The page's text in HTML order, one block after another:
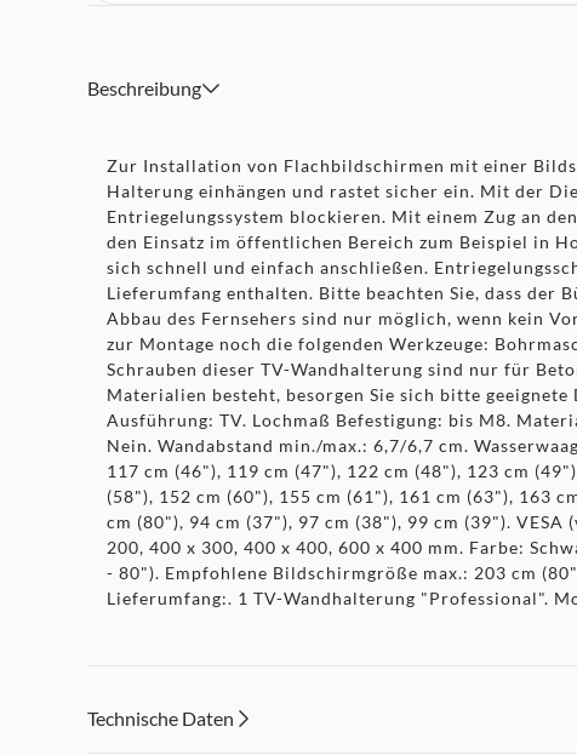
Beschreibung
Zur Installation von Flachbildschirmen mit einer
Halterung einhängen und rastet sicher ein. Mit der
Entriegelungssystem blockieren. Mit einem Zug an
den Einsatz im öffentlichen Bereich zum Beispiel in
sich schnell und einfach anschließen.
Lieferumfang enthalten. Bitte beachten Sie, dass der
Abbau des Fernsehers sind nur möglich, wenn kein
zur Montage noch die folgenden Werkzeuge:
Schrauben dieser TV-Wandhalterung sind nur für
Materialien besteht, besorgen Sie sich bitte
Ausführung: TV. Lochmaß Befestigung: bis M8.
Nein. Wandabstand min./max.: 6,7/6,7 cm.
117 cm (46"), 119 cm (47"), 122 cm (48"), 123 cm
(58"), 152 cm (60"), 155 cm (61"), 161 cm (63"), 163
cm (80"), 94 cm (37"), 97 cm (38"), 99 cm (39").
200, 400 x 300, 400 x 400, 600 x 400 mm. Farbe:
- 80"). Empfohlene Bildschirmgröße max.: 203 cm
Lieferumfang:. 1 TV-Wandhalterung "Professional".
Technische Daten